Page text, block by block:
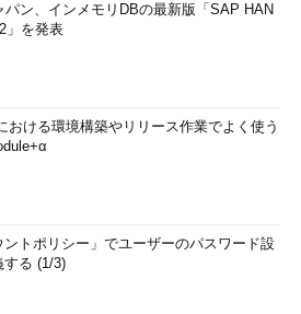
パン、インメモリDBの最新版「SAP HAN
」を発表
おける環境構築やリリース作業でよく使う
ントポリシー」でユーザーのパスワード設
する (1/3)